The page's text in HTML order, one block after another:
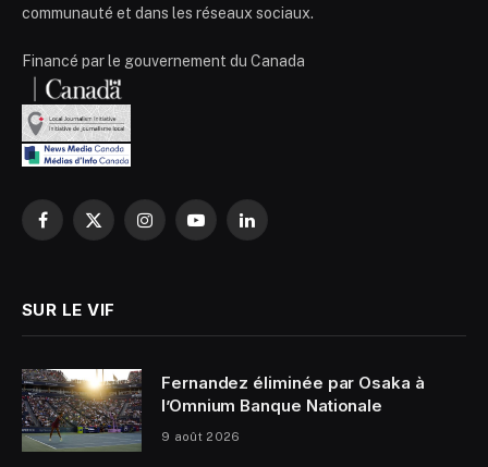
communauté et dans les réseaux sociaux.
Financé par le gouvernement du Canada
Facebook
X
InstagramYouTubeLinkedIn
SUR LE VIF
Fernandez éliminée par Osaka à
l’Omnium Banque Nationale
9 août 2026